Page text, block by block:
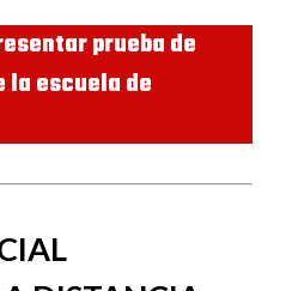
prueba de
la escuela de